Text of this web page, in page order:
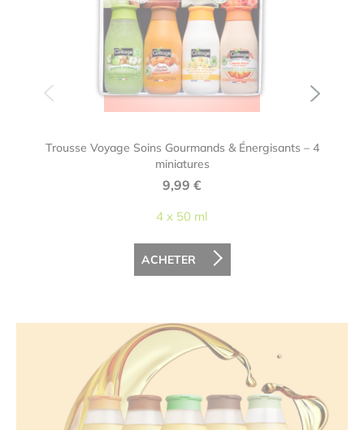
Trousse Voyage Soins Gourmands & Énergisants – 4
miniatures
9,99 €
4 x 50 ml
ACHETER